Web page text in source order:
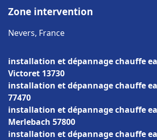
Zone intervention
Nevers, France
installation et dépannage chauffe
Victoret 13730
installation et dépannage chauffe
77470
installation et dépannage chauffe
Merlebach 57800
installation et dépannage chauffe